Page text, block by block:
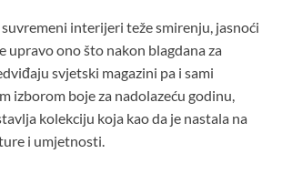
interijeri teže smirenju, jasnoći
upravo ono što nakon blagdana za
svjetski magazini pa i sami
izborom boje za nadolazeću godinu,
kolekciju koja kao da je nastala na
i umjetnosti.